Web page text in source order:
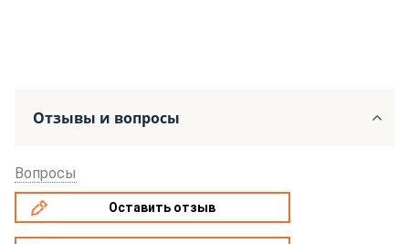
Отзывы и вопросы
Вопросы
Оставить отзыв